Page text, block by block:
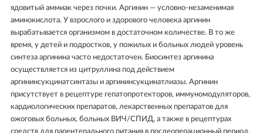
ядовитый аммиак через почки. Аргинин — условно-незаменимая
аминокислота. У взрослого и здорового человека аргинин
вырабатывается организмом в достаточном количестве. В то же
время, у детей и подростков, у пожилых и больных людей уровень
синтеза аргинина часто недостаточен. Биосинтез аргинина
осуществляется из цитруллина под действием
аргининсукцинатсинтазы и аргининсукцинатлиазы. Аргинин
присутствует в рецептуре гепатопротекторов, иммуномодуляторов,
кардиологических препаратов, лекарственных препаратов для
ожоговых больных, больных ВИЧ/СПИД, а также в рецептурах
средств для парентерального питания в послеоперационный период.